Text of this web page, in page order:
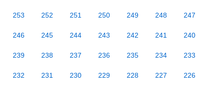
253 252 251 250 249 248 247
246 245 244 243 242 241 240
239 238 237 236 235 234 233
232 231 230 229 228 227 226